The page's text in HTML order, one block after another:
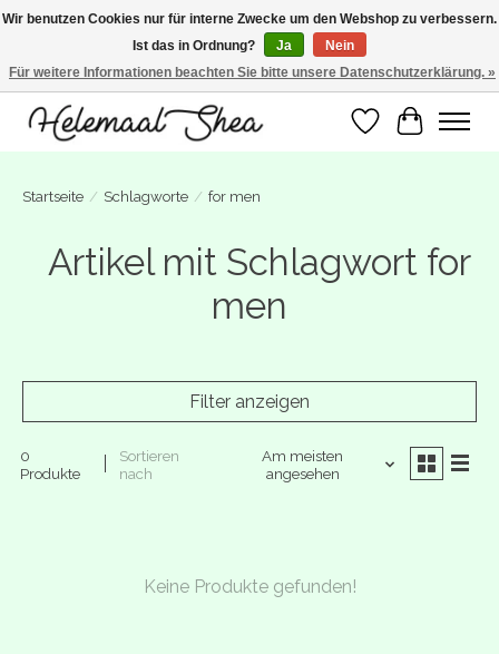
SUMMER BREAK! Wij zijn gesloten van 27 juli t/m 16 augustus. Bestellen is nog
wel mogelijk. Alle bestellingen worden vanaf 17 augustus in behandeling
genomen.
Wunschzettel
Ihr
Startseite / Schlagworte / for men
Artikel mit Schlagwort for
men
Filter anzeigen
0
Produkte
Sortieren
nach
Am meisten
angesehen
Keine Produkte gefunden!
Wir benutzen Cookies nur für interne Zwecke um den Webshop zu verbessern.
Ist das in Ordnung?
Ja
Nein
Für weitere Informationen beachten Sie bitte unsere Datenschutzerklärung. »